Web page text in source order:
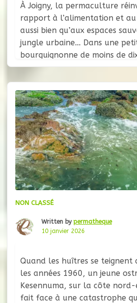
À Joigny, la permaculture
rapport à l’alimentation et
aussi bien qu’aux espaces
jungle urbaine… Dans une
bourguignonne de moins de
habitants, une révolution
de tous âges et de tous
arbres fruitiers exotiques en
NON CLASSÉ
Written by permatheque
10 janvier 2026
Quand les huîtres se teignent
les années 1960, un jeune
Kesennuma, sur la côte nord-
fait face à une catastrophe